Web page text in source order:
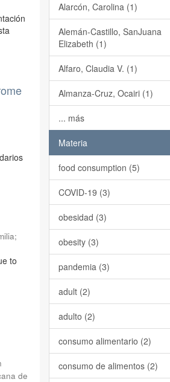
;
to
de
Alarcón, Carolina (1)
Alemán-Castillo, SanJuana
Elizabeth (1)
Alfaro, Claudia V. (1)
Almanza-Cruz, Ocairi (1)
... más
Materia
food consumption (5)
COVID-19 (3)
obesidad (3)
obesity (3)
pandemia (3)
adult (2)
adulto (2)
consumo alimentario (2)
consumo de alimentos (2)